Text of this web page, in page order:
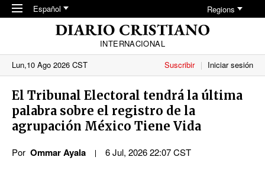
Skip to main content
Español Regions
INTERNACIONAL
Lun,10 Ago 2026 CST
Suscribir Iniciar sesión
El Tribunal Electoral tendrá la última
palabra sobre el registro de la
agrupación México Tiene Vida
Por Ommar Ayala 6 Jul, 2026 22:07 CST